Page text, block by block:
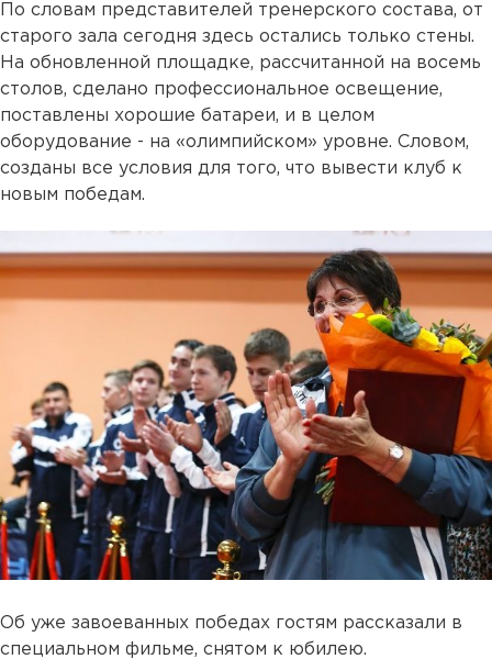
По словам представителей тренерского состава, от
старого зала сегодня здесь остались только стены.
На обновленной площадке, рассчитанной на восемь
столов, сделано профессиональное освещение,
поставлены хорошие батареи, и в целом
оборудование - на «олимпийском» уровне. Словом,
созданы все условия для того, что вывести клуб к
новым победам.
Об уже завоеванных победах гостям рассказали в
специальном фильме, снятом к юбилею.